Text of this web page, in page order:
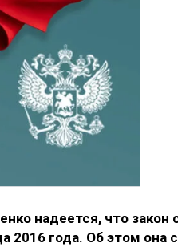
надеется, что закон
2016 года. Об этом она